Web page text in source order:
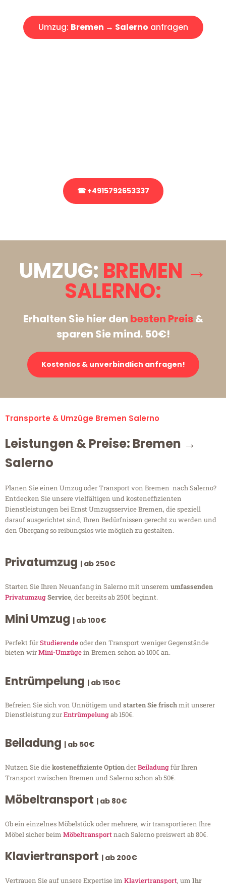
Umzug: Bremen → Salerno anfragen
☎ +4915792653337
UMZUG: BREMEN →
SALERNO:
Erhalten Sie hier den besten Preis&
sparen Sie mind. 50€!
Kostenlos & unverbindlich anfragen!
Transporte & Umzüge Bremen Salerno
Leistungen & Preise: Bremen →
Salerno
Planen Sie einen Umzug oder Transport von Bremen nach Salerno?
Entdecken Sie unsere vielfältigen und kosteneffizienten
Dienstleistungen bei Ernst Umzugsservice Bremen, die speziell
darauf ausgerichtet sind, Ihren Bedürfnissen gerecht zu werden und
den Übergang so reibungslos wie möglich zu gestalten.
Privatumzug | ab 250€
Starten Sie Ihren Neuanfang in Salerno mit unserem umfassenden
PrivatumzugService, der bereits ab 250€ beginnt.
Mini Umzug | ab 100€
Perfekt fürStudierendeoder den Transport weniger Gegenstände
bieten wirMini-Umzügein Bremen schon ab 100€ an.
Entrümpelung | ab 150€
Befreien Sie sich von Unnötigem undstarten Sie frischmit unserer
Dienstleistung zurEntrümpelungab 150€.
Beiladung | ab 50€
Nutzen Sie diekosteneffiziente OptionderBeiladungfür Ihren
Transport zwischen Bremen und Salerno schon ab 50€.
Möbeltransport | ab 80€
Ob ein einzelnes Möbelstück oder mehrere, wir transportieren Ihre
Möbel sicher beim Möbeltransportnach Salerno preiswert ab 80€.
Klaviertransport | ab 200€
Vertrauen Sie auf unsere Expertise im Klaviertransport, um Ihr